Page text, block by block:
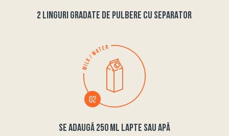
2 LINGURI GRADATE DE PULBERE CU SEPARATOR
SE ADAUGĂ 250 ML LAPTE SAU APĂ